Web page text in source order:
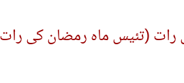
(تئیس ماہ رمضان کی